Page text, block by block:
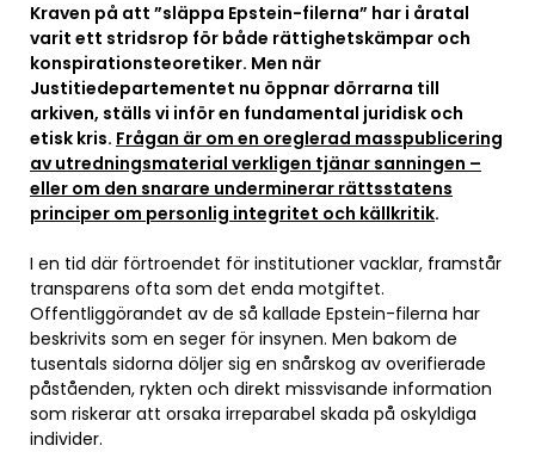
Kraven på att ”släppa Epstein-filerna” har i åratal
varit ett stridsrop för både rättighetskämpar och
konspirationsteoretiker. Men när
Justitiedepartementet nu öppnar dörrarna till
arkiven, ställs vi inför en fundamental juridisk och
etisk kris. Frågan är om en oreglerad masspublicering
av utredningsmaterial verkligen tjänar sanningen –
eller om den snarare underminerar rättsstatens
principer om personlig integritet och källkritik.
I en tid där förtroendet för institutioner vacklar, framstår
transparens ofta som det enda motgiftet.
Offentliggörandet av de så kallade Epstein-filerna har
beskrivits som en seger för insynen. Men bakom de
tusentals sidorna döljer sig en snårskog av overifierade
påståenden, rykten och direkt missvisande information
som riskerar att orsaka irreparabel skada på oskyldiga
individer.